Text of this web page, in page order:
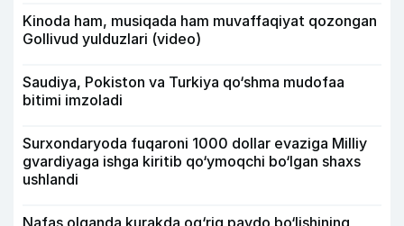
Kinoda ham, musiqada ham muvaffaqiyat qozongan
Gollivud yulduzlari (video)
Saudiya, Pokiston va Turkiya qo‘shma mudofaa
bitimi imzoladi
Surxondaryoda fuqaroni 1000 dollar evaziga Milliy
gvardiyaga ishga kiritib qo‘ymoqchi bo‘lgan shaxs
ushlandi